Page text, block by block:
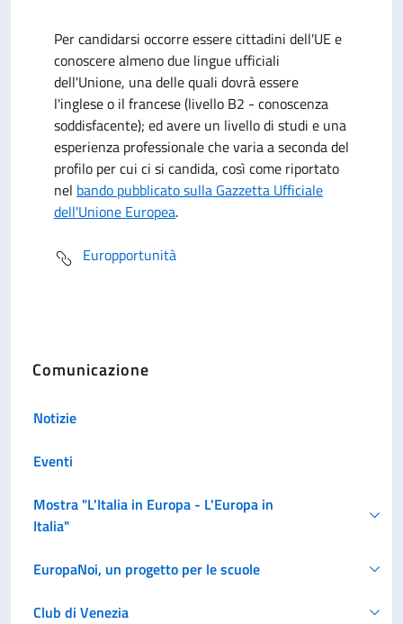
Per candidarsi occorre essere cittadini dell'UE e
conoscere almeno due lingue ufficiali
dell'Unione, una delle quali dovrà essere
l'inglese o il francese (livello B2 - conoscenza
soddisfacente); ed avere un livello di studi e una
esperienza professionale che varia a seconda del
profilo per cui ci si candida, così come riportato
nel bando pubblicato sulla Gazzetta Ufficiale
dell'Unione Europea.
Europportunità
Comunicazione
Notizie
Eventi
Mostra "L'Italia in Europa - L'Europa in
Italia"
EuropaNoi, un progetto per le scuole
Club di Venezia